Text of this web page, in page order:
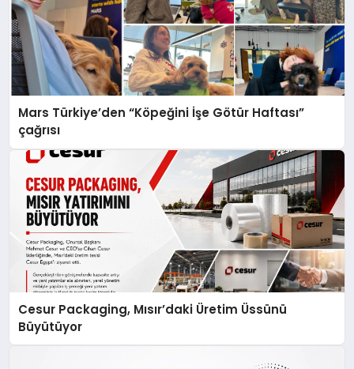
Mars Türkiye’den “Köpeğini İşe Götür Haftası”
çağrısı
Cesur Packaging, Mısır’daki Üretim Üssünü
Büyütüyor